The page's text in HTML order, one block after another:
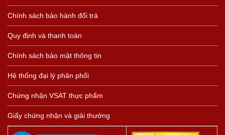
Chính sách bảo hành đổi trả
Quy định và thanh toán
Chính sách bảo mật thông tin
Hệ thống đại lý phân phối
Chứng nhận VSAT thực phẩm
Giấy chứng nhận và giải thưởng